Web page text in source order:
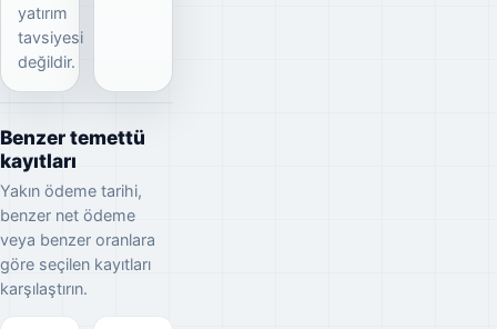
yatırım
tavsiyesi
değildir.
Benzer temettü
kayıtları
Yakın ödeme tarihi,
benzer net ödeme
veya benzer oranlara
göre seçilen kayıtları
karşılaştırın.